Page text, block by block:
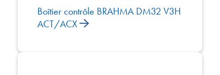
Boîtier contrôle BRAHMA DM32 V3H
ACT/ACX